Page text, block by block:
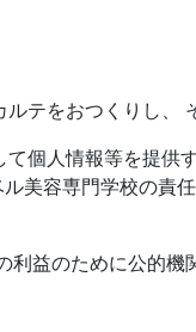
テをおつくりし、
個人情報等を提
容専門学校の責
益のために公的